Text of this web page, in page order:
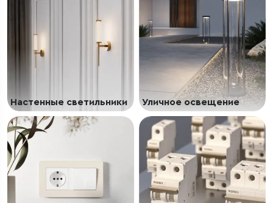
Настенные светильники Уличное освещение